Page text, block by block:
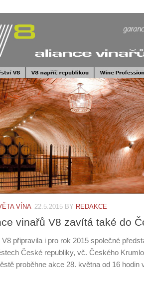
VÍNA 22.5.2015 BY REDAKCE
vinařů V8 zavítá také do
V8 připravila i pro rok 2015 společné
České republiky, vč. Českého
proběhne akce 28. května od 16 hodin